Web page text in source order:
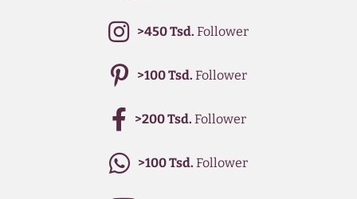
>450 Tsd. Follower
>100 Tsd. Follower
>200 Tsd. Follower
>100 Tsd. Follower